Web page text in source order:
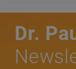
Dr.